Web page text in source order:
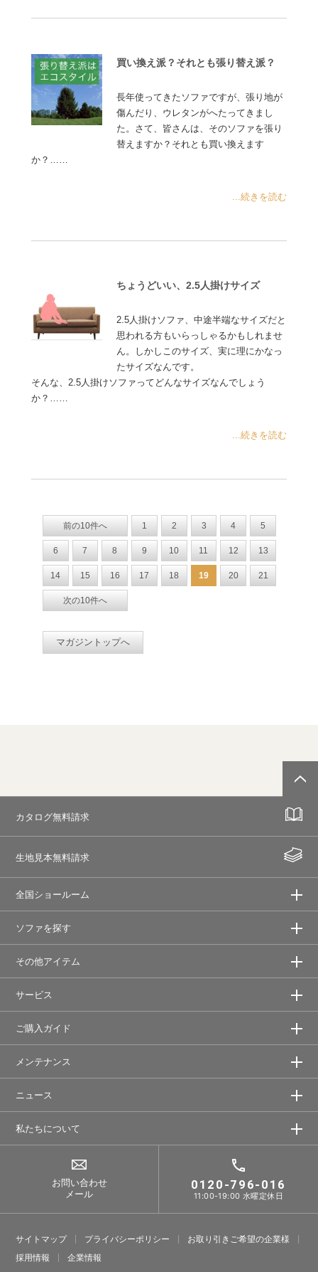
買い換え派？それとも張り替え派？
長年使ってきたソファですが、張り地が
傷んだり、ウレタンがへたってきまし
た。さて、皆さんは、そのソファを張り
替えますか？それとも買い換えます
か？……
...続きを読む
ちょうどいい、2.5人掛けサイズ
2.5人掛けソファ、中途半端なサイズだと
思われる方もいらっしゃるかもしれませ
ん。しかしこのサイズ、実に理にかなっ
たサイズなんです。
そんな、2.5人掛けソファってどんなサイズなんでしょう
か？……
...続きを読む
前の10件へ 1 2 3 4 5
6 7 8 9 10 11 12 13
14 15 16 17 18 19 20 21
次の10件へ
マガジントップへ
カタログ無料請求
生地見本無料請求
全国ショールーム
ソファを探す
その他アイテム
サービス
ご購入ガイド
メンテナンス
ニュース
私たちについて
お問い合わせ
メール
0120-796-016
11:00-19:00 水曜定休日
サイトマップ プライバシーポリシー
お取り引きご希望の企業様
採⽤情報
企業情報